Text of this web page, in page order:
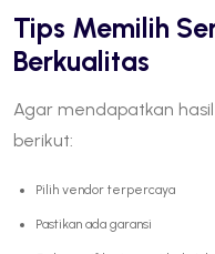
Tips Memilih
Berkualitas
Agar mendapatkan
berikut:
Pilih vendor terpercaya
Pastikan ada garansi